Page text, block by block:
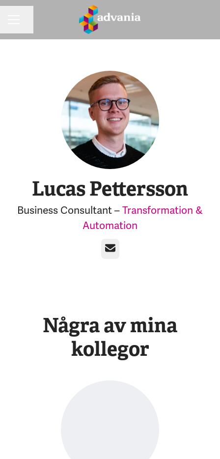
Lucas Pettersson
Business Consultant –Transformation &
Automation
E-post
Några av mina
kollegor